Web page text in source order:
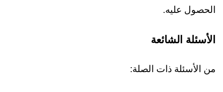
الحصول عليه.
الأسئلة الشائعة
من الأسئلة ذات الصلة: